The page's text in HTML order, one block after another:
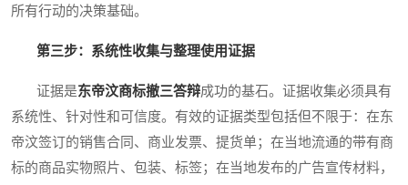
所有行动的决策基础。
第三步：系统性收集与整理使用证据
证据是东帝汶商标撤三答辩成功的基石。证据收集必须具有
系统性、针对性和可信度。有效的证据类型包括但不限于：在东
帝汶签订的销售合同、商业发票、提货单；在当地流通的带有商
标的商品实物照片、包装、标签；在当地发布的广告宣传材料，